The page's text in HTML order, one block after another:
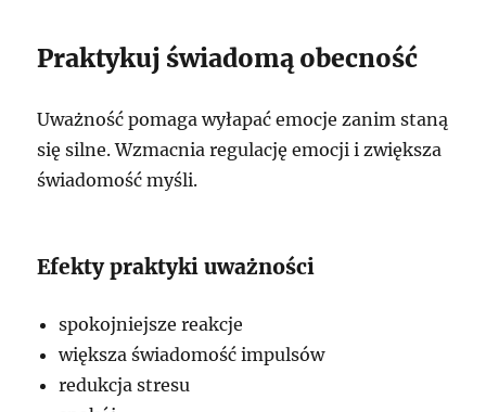
Praktykuj świadomą obecność
Uważność pomaga wyłapać emocje zanim staną
się silne. Wzmacnia regulację emocji i zwiększa
świadomość myśli.
Efekty praktyki uważności
spokojniejsze reakcje
większa świadomość impulsów
redukcja stresu